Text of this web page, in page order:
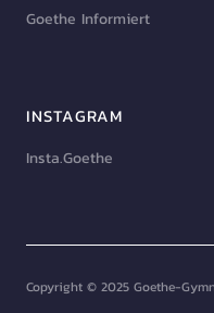
Goethe Informiert
INSTAGRAM
Insta.Goethe
Copyright © 2025 Goethe-